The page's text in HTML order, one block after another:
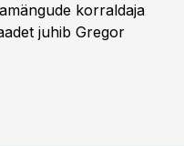
korraldaja
juhib Gregor